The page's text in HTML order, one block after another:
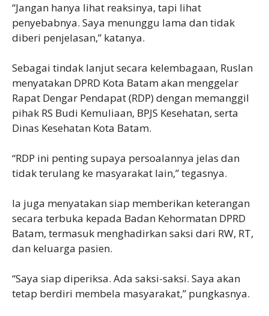
‎“Jangan hanya lihat reaksinya, tapi lihat
penyebabnya. Saya menunggu lama dan tidak
diberi penjelasan,” katanya.
‎Sebagai tindak lanjut secara kelembagaan, Ruslan
menyatakan DPRD Kota Batam akan menggelar
Rapat Dengar Pendapat (RDP) dengan memanggil
pihak RS Budi Kemuliaan, BPJS Kesehatan, serta
Dinas Kesehatan Kota Batam.
‎“RDP ini penting supaya persoalannya jelas dan
tidak terulang ke masyarakat lain,” tegasnya.
‎Ia juga menyatakan siap memberikan keterangan
secara terbuka kepada Badan Kehormatan DPRD
Batam, termasuk menghadirkan saksi dari RW, RT,
dan keluarga pasien.
‎“Saya siap diperiksa. Ada saksi-saksi. Saya akan
tetap berdiri membela masyarakat,” pungkasnya.